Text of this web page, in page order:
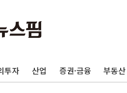
투자 산업 증권·금융 부동산
이번주 국내 주요 금융일정(8.10~8.14)